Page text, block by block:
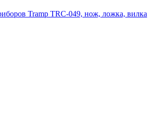
Tramp TRC-049, нож, ложка, вилка